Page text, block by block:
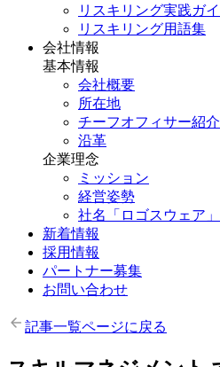
リスキリング実践ガ
リスキリング用語集
会社情報
基本情報
会社概要
所在地
チーフオフィサー紹介
沿革
企業理念
ミッション
経営姿勢
社名「ロゴスウェア
新着情報
採用情報
パートナー募集
お問い合わせ
記事一覧ページに戻る